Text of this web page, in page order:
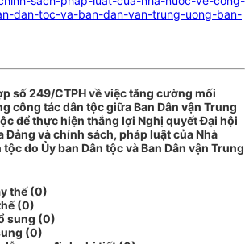
dan-toc-va-ban-dan-van-trung-uong-ban-
số 249/CTPH về việc tăng cường mối
công tác dân tộc giữa Ban Dân vận Trung
để thực hiện thắng lợi Nghị quyết Đại hội
Đảng và chính sách, pháp luật của Nhà
do Ủy ban Dân tộc và Ban Dân vận Trung
thế (0)
(0)
sung (0)
(0)